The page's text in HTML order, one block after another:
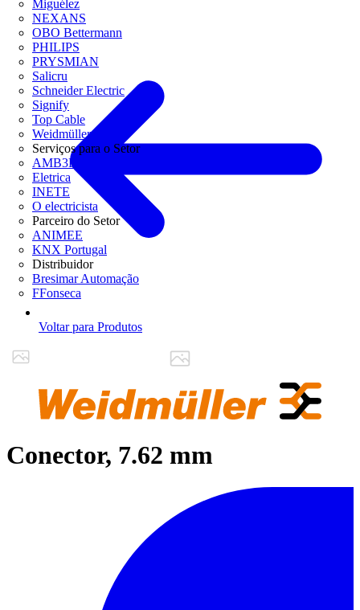
Miguélez
NEXANS
OBO Bettermann
PHILIPS
PRYSMIAN
Salicru
Schneider Electric
Signify
Top Cable
Weidmüller
Serviços para o Setor
AMB3E
Eletrica
INETE
O electricista
Parceiro do Setor
ANIMEE
KNX Portugal
Distribuidor
Bresimar Automação
FFonseca
Voltar para Produtos
Conector, 7.62 mm